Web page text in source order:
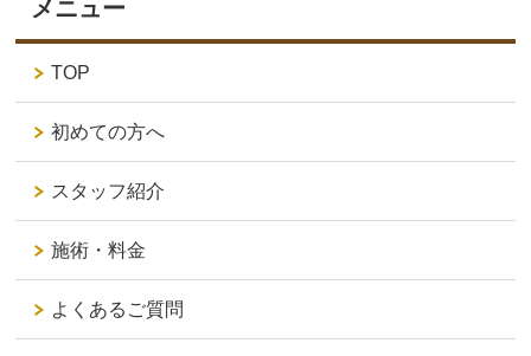
メニュー
TOP
初めての方へ
スタッフ紹介
施術・料金
よくあるご質問